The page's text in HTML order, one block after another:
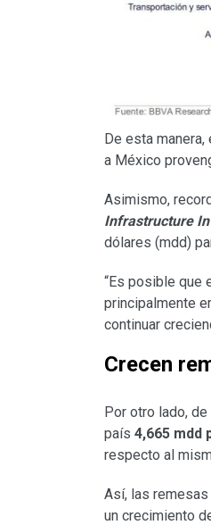
De esta
a México
Asimismo,
Infrastructure
dólares (mdd)
“Es posible que
principalmente
continuar
Crecen
Por otro lado,
país 4,665 mdd
respecto al
Así, las remesas
un crecimiento